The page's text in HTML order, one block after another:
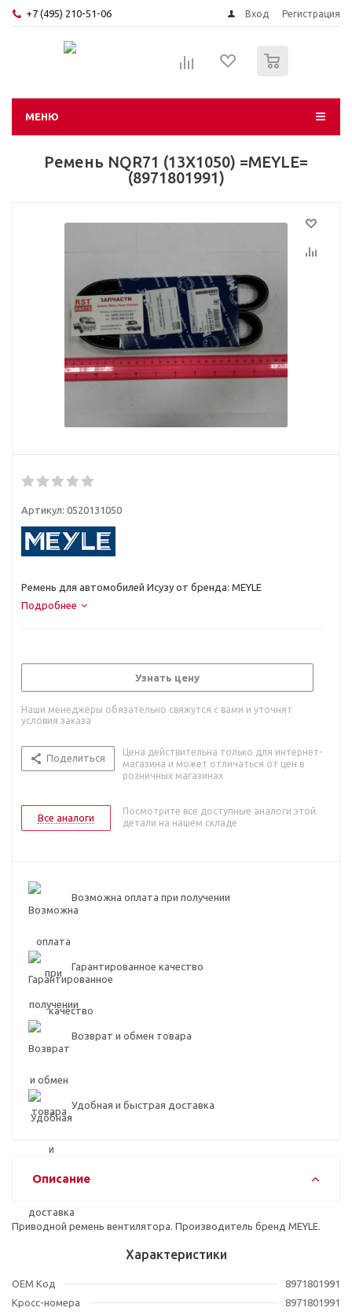
+7 (495) 210-51-06 Вход Регистрация
МЕНЮ
Ремень NQR71 (13X1050) =MEYLE=
(8971801991)
Артикул: 0520131050
Ремень для автомобилей Исузу от бренда: MEYLE
Подробнее
Узнать цену
Наши менеджеры обязательно свяжутся с вами и уточнят
условия заказа
Поделиться
Цена действительна только для интернет-
магазина и может отличаться от цен в
розничных магазинах
Все аналоги
Посмотрите все доступные аналоги этой
детали на нашем складе
Возможна оплата при получении
Гарантированное качество
Возврат и обмен товара
Удобная и быстрая доставка
Описание
Приводной ремень вентилятора. Производитель бренд MEYLE.
Характеристики
OEM Код
8971801991
Кросс-номера
8971801991